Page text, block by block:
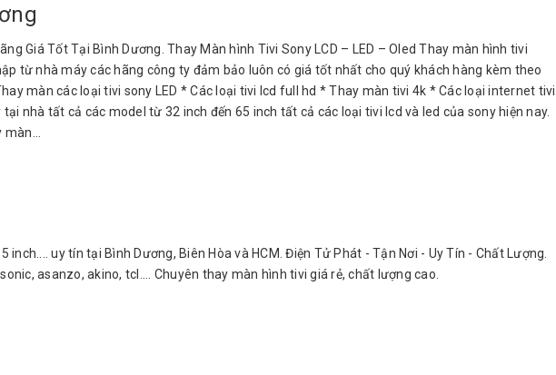
Giá Tốt Tại Bình Dương. Thay Màn hình Tivi Sony LCD – LED – Oled Thay màn hình tivi
từ nhà máy các hãng công ty đảm bảo luôn có giá tốt nhất cho quý khách hàng kèm theo
màn các loại tivi sony LED * Các loại tivi lcd full hd * Thay màn tivi 4k * Các loại internet tivi
nhà tất cả các model từ 32 inch đến 65 inch tất cả các loại tivi lcd và led của sony hiện nay.
màn...
uy tín tại Bình Dương, Biên Hòa và HCM. Điện Tử Phát - Tận Nơi - Uy Tín - Chất Lượng.
asanzo, akino, tcl.... Chuyên thay màn hình tivi giá rẻ, chất lượng cao.